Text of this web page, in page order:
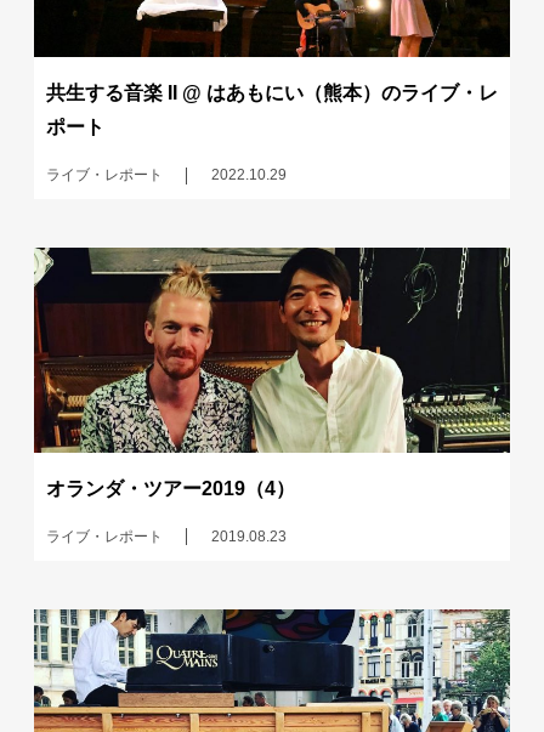
共生する音楽 II @ はあもにい（熊本）のライブ・レ
ポート
ライブ・レポート 2022.10.29
オランダ・ツアー2019（4）
ライブ・レポート 2019.08.23